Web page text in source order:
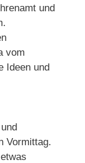
und
vom
Ideen und
Vormittag.